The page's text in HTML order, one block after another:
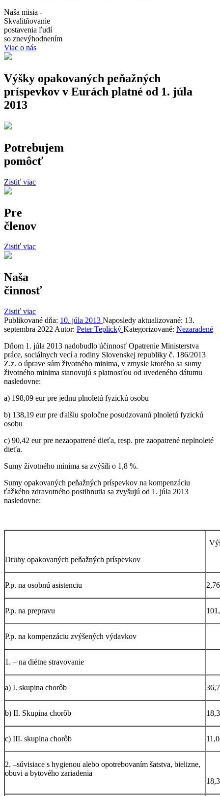
Naša misia -
Skvalitňovanie
postavenia ľudí
so znevýhodnením
Viac o nás
Výšky opakovaných peňažných
príspevkov v Eurách platné od 1. júla
2013
Potrebujem
pomôcť
Zistiť viac
Pre
členov
Zistiť viac
Naša
činnosť
Zistiť viac
Publikované dňa: 10. júla 2013 Naposledy aktualizované: 13.
septembra 2022 Autor: Peter Teplický Kategorizované: Nezaradené
Dňom 1. júla 2013 nadobudlo účinnosť Opatrenie Ministerstva
práce, sociálnych vecí a rodiny Slovenskej republiky č. 186/2013
Z.z. o úprave súm životného minima, v zmysle ktorého sa sumy
životného minima stanovujú s platnosťou od uvedeného dátumu
nasledovne:
a) 198,09 eur pre jednu plnoletú fyzickú osobu
b) 138,19 eur pre ďalšiu spoločne posudzovanú plnoletú fyzickú
osobu
c) 90,42 eur pre nezaopatrené dieťa, resp. pre zaopatrené neplnoleté
dieťa.
Sumy životného minima sa zvýšili o 1,8 %.
Sumy opakovaných peňažných príspevkov na kompenzáciu
ťažkého zdravotného postihnutia sa zvyšujú od 1. júla 2013
nasledovne:
Druhy opakovaných peňažných príspevkov
P.p. na osobnú asistenciu 2,76
P.p. na prepravu
P.p. na kompenzáciu zvýšených výdavkov
1. – na diétne stravovanie
a) I. skupina chorôb
b) II. Skupina chorôb
c) III. skupina chorôb
2. –súvisiace s hygienou alebo opotrebovaním šatstva, bielizne,
obuvi a bytového zariadenia